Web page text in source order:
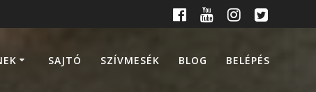
SAJTÓ SZÍVMESÉK BLOG BELÉPÉS